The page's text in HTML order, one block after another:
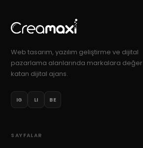
Web tasarım, yazılım geliştirme ve dijital
pazarlama alanlarında markalara değer
katan dijital ajans.
IG LI BE
SAYFALAR